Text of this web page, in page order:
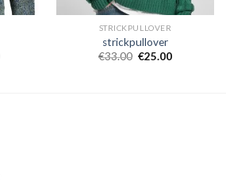
STRICKPULLOVER
strickpullover
€33.00 €25.00